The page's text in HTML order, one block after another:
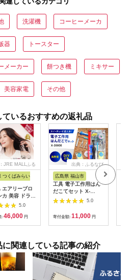
洗濯機 コーヒーメーカ
器 トースター
メーカー 餅つき機 ミキサー
美容家電 その他
いるおすすめの返礼品
JRE MALLふる
さと納税
つくばみらい
エアリーブロ
カ 美容 ドライ
アケア 髪 エス
ト ラッピング
プレゼント 母
の日準備 母の
5.0
: 46,000 円
出典：ふるなび
広島県 福山市
工具 電子工作用はん
だこてセット X-
2000E[BAEG004]工
5.0
寄付金額: 11,000 円
関連している記事の紹介